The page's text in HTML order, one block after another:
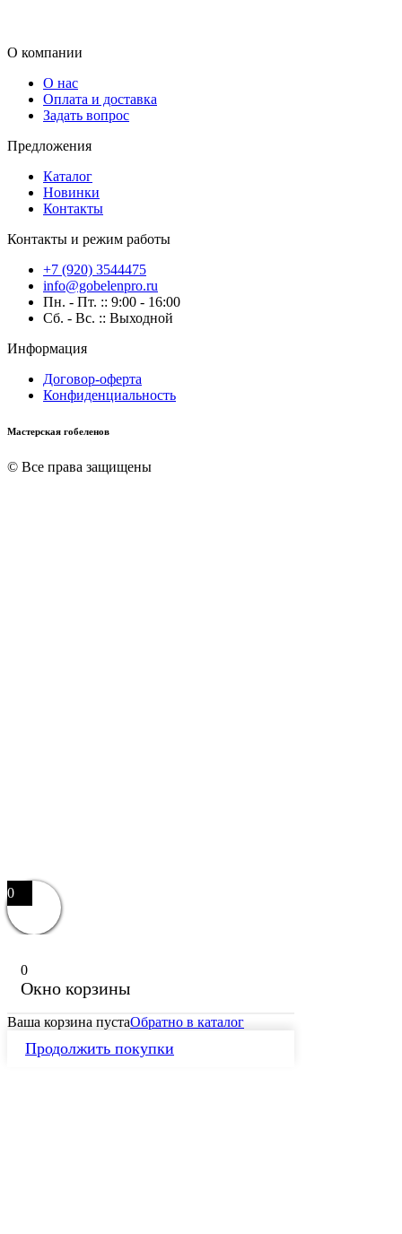
О компании
О нас
Оплата и доставка
Задать вопрос
Предложения
Каталог
Новинки
Контакты
Контакты и режим работы
+7 (920) 3544475
info@gobelenpro.ru
Пн. - Пт. :: 9:00 - 16:00
Сб. - Вс. :: Выходной
Информация
Договор-оферта
Конфиденциальность
Мастерская гобеленов
© Все права защищены
0
0
Окно корзины
Ваша корзина пустаОбратно в каталог
Продолжить покупки